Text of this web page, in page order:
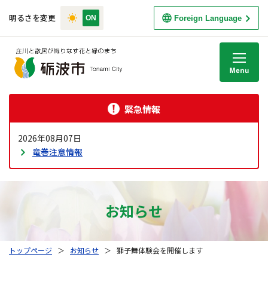
明るさを変更 Foreign Language
緊急情報
2026年08月07日
竜巻注意情報
お知らせ
トップページ ＞ お知らせ ＞ 獅子舞体験会を開催します